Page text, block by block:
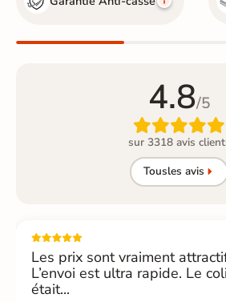
4.8/5

sur 3318 avis
Tousles avis
Les prix sont vraiment
L’envoi est ultra rapide. Le
était...